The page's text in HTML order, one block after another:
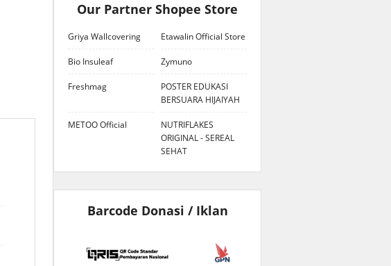
Our Partner Shopee Store
Griya Wallcovering Etawalin Official Store
Bio Insuleaf Zymuno
Freshmag
POSTER EDUKASI
BERSUARA HIJAIYAH
METOO Official
NUTRIFLAKES
ORIGINAL - SEREAL
SEHAT
Barcode Donasi / Iklan